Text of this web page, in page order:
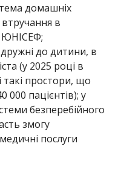
домашніх
в
ЮНІСЕФ;
до дитини, в
(у 2025 році в
простори, що
000 пацієнтів); у
безперебійного
змогу
послуги